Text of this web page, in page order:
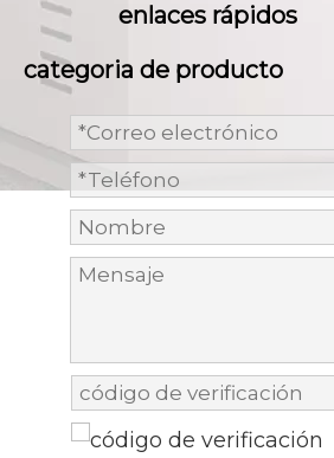
enlaces rápidos
categoria de producto